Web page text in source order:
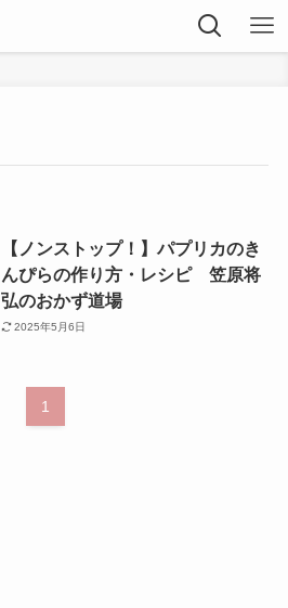
【ノンストップ！】パプリカのき
んぴらの作り方・レシピ 笠原将
弘のおかず道場
2025年5月6日
1